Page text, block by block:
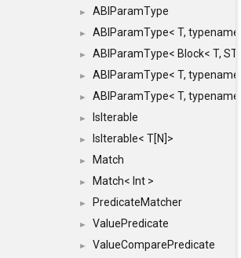
► ABIParamType
► ABIParamType< T, typename
► ABIParamType< Block< T,
► ABIParamType< T,
► ABIParamType< T,
► IsIterable
► IsIterable< T[N]>
► Match
► Match< Int >
► PredicateMatcher
► ValuePredicate
► ValueComparePredicate